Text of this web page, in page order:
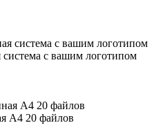
с вашим логотипом
А4 20 файлов